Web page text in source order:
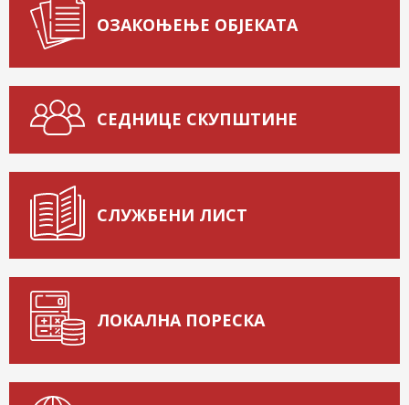
ОЗАКОЊЕЊЕ ОБЈЕКАТА
СЕДНИЦЕ СКУПШТИНЕ
СЛУЖБЕНИ ЛИСТ
ЛОКАЛНА ПОРЕСКА